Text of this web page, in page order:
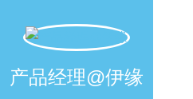
产品经理@伊缘